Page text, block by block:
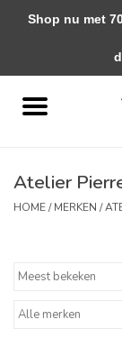
Woondecoratie
Atelier
HOME/MERKEN /
Shop nu met